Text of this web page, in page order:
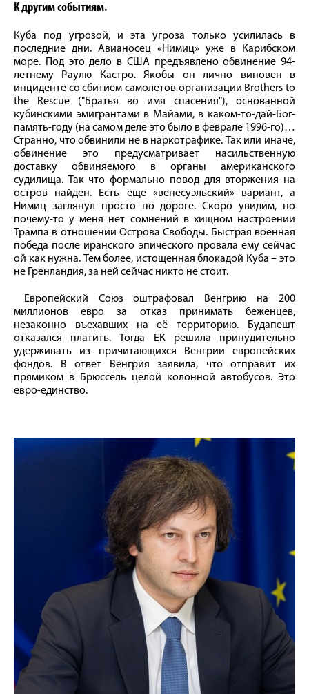
К другим событиям.
Куба под угрозой, и эта угроза только усилилась в
последние дни. Авианосец «Нимиц» уже в Карибском
море. Под это дело в США предъявлено обвинение 94-
летнему Раулю Кастро. Якобы он лично виновен в
инциденте со сбитием самолетов организации Brothers to
the Rescue ("Братья во имя спасения"), основанной
кубинскими эмигрантами в Майами, в каком-то-дай-Бог-
память-году (на самом деле это было в феврале 1996-го)…
Странно, что обвинили не в наркотрафике. Так или иначе,
обвинение это предусматривает насильственную
доставку обвиняемого в органы американского
судилища. Так что формально повод для вторжения на
остров найден. Есть еще «венесуэльский» вариант, а
Нимиц заглянул просто по дороге. Скоро увидим, но
почему-то у меня нет сомнений в хищном настроении
Трампа в отношении Острова Свободы. Быстрая военная
победа после иранского эпического провала ему сейчас
ой как нужна. Тем более, истощенная блокадой Куба – это
не Гренландия, за ней сейчас никто не стоит.
Европейский Союз оштрафовал Венгрию на 200
миллионов евро за отказ принимать беженцев,
незаконно въехавших на её территорию. Будапешт
отказался платить. Тогда ЕК решила принудительно
удерживать из причитающихся Венгрии европейских
фондов. В ответ Венгрия заявила, что отправит их
прямиком в Брюссель целой колонной автобусов. Это
евро-единство.